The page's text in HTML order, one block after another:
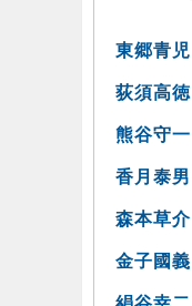
東郷青児
荻須高徳
熊谷守一
香月泰男
森本草介
金子國義